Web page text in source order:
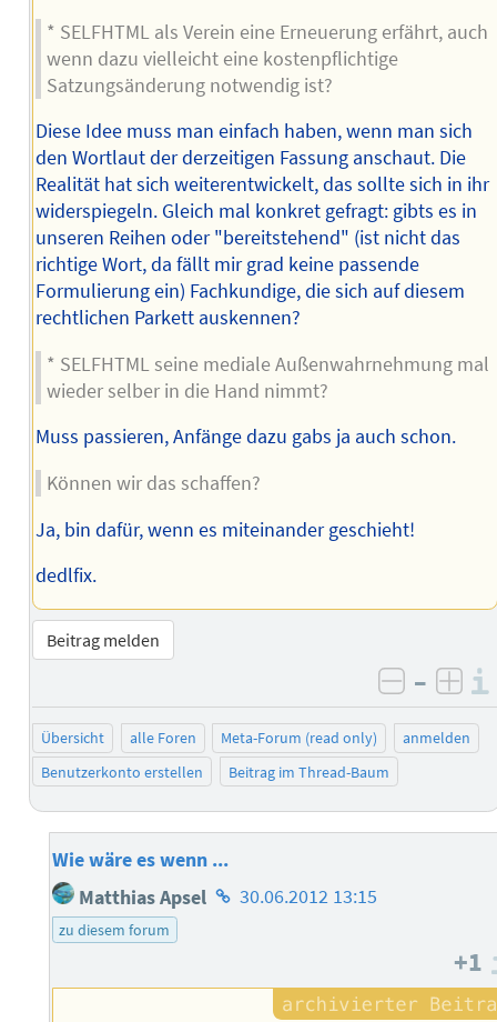
* SELFHTML als Verein eine Erneuerung erfährt, auch
wenn dazu vielleicht eine kostenpflichtige
Satzungsänderung notwendig ist?
Diese Idee muss man einfach haben, wenn man sich
den Wortlaut der derzeitigen Fassung anschaut. Die
Realität hat sich weiterentwickelt, das sollte sich in ihr
widerspiegeln. Gleich mal konkret gefragt: gibts es in
unseren Reihen oder "bereitstehend" (ist nicht das
richtige Wort, da fällt mir grad keine passende
Formulierung ein) Fachkundige, die sich auf diesem
rechtlichen Parkett auskennen?
* SELFHTML seine mediale Außenwahrnehmung mal
wieder selber in die Hand nimmt?
Muss passieren, Anfänge dazu gabs ja auch schon.
Können wir das schaffen?
Ja, bin dafür, wenn es miteinander geschieht!
dedlfix.
Beitrag melden
negativ
–
Übersicht alle Foren Meta-Forum (read only)
anmelden
Benutzerkonto erstellen
Beitrag im Thread-Baum
Wie wäre es wenn ...
Matthias Apsel Homepage
30.06.2012 13:15
zu diesem forum
+1